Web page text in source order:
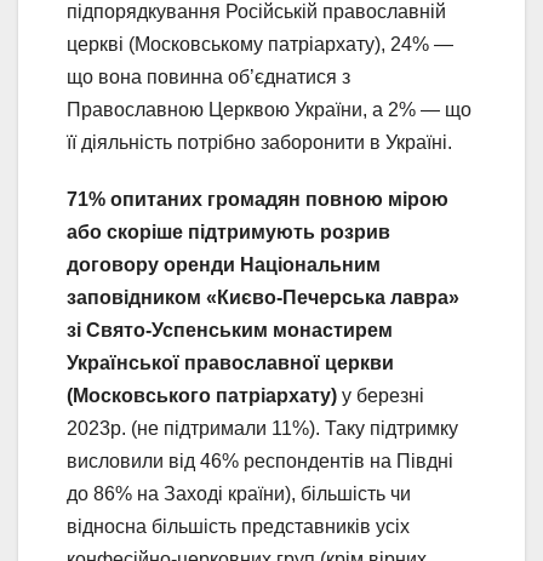
підпорядкування Російській православній
церкві (Московському патріархату), 24% —
що вона повинна об’єднатися з
Православною Церквою України, а 2% — що
її діяльність потрібно заборонити в Україні.
71% опитаних громадян повною мірою
або скоріше підтримують розрив
договору оренди Національним
заповідником «Києво-Печерська лавра»
зі Свято-Успенським монастирем
Української православної церкви
(Московського патріархату) у березні
2023р. (не підтримали 11%). Таку підтримку
висловили від 46% респондентів на Півдні
до 86% на Заході країни), більшість чи
відносна більшість представників усіх